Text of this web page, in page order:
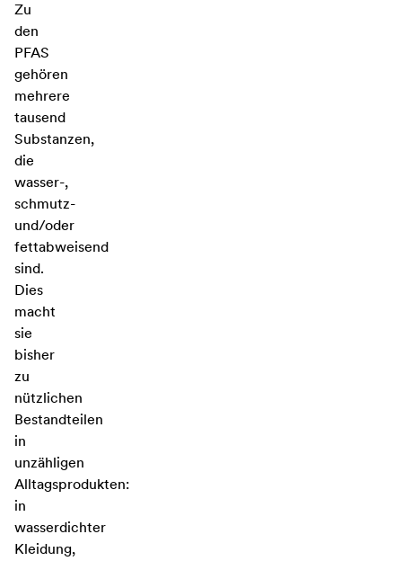
Zu
den
PFAS
gehören
mehrere
tausend
Substanzen,
die
wasser-,
schmutz-
und/oder
fettabweisend
sind.
Dies
macht
sie
bisher
zu
nützlichen
Bestandteilen
in
unzähligen
Alltagsprodukten:
in
wasserdichter
Kleidung,